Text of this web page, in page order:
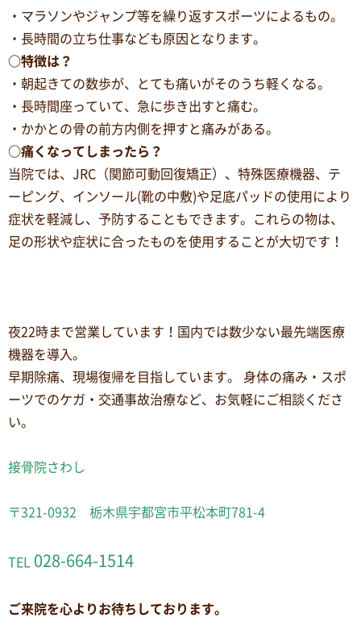
・マラソンやジャンプ等を繰り返すスポーツによるもの。
・長時間の立ち仕事なども原因となります。
○特徴は？
・朝起きての数歩が、とても痛いがそのうち軽くなる。
・長時間座っていて、急に歩き出すと痛む。
・かかとの骨の前方内側を押すと痛みがある。
○痛くなってしまったら？
当院では、JRC（関節可動回復矯正）、特殊医療機器、テ
ーピング、インソール(靴の中敷)や足底パッドの使用により
症状を軽減し、予防することもできます。これらの物は、
足の形状や症状に合ったものを使用することが大切です！
夜22時まで営業しています！国内では数少ない最先端医療
機器を導入。
早期除痛、現場復帰を目指しています。 身体の痛み・スポ
ーツでのケガ・交通事故治療など、お気軽にご相談くださ
い。
接骨院さわし
〒321-0932 栃木県宇都宮市平松本町781-4
TEL 028-664-1514
ご来院を心よりお待ちしております。